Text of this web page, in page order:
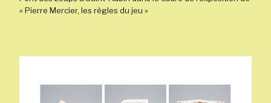
« Pierre Mercier, les règles du jeu »